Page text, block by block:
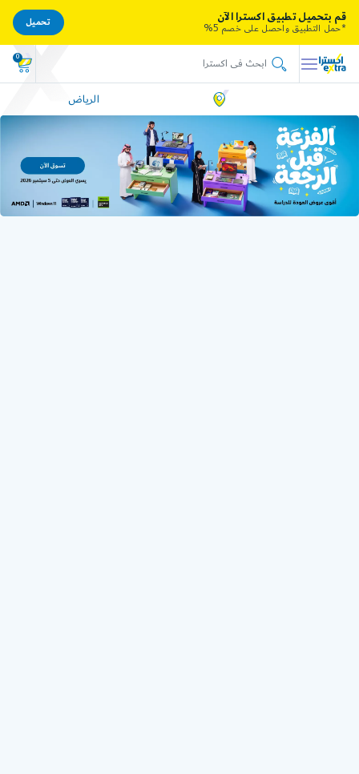
0
الرياض
قم بتحميل تطبيق اكسترا الآن
*حمل التطبيق واحصل على خصم 5%
تحميل